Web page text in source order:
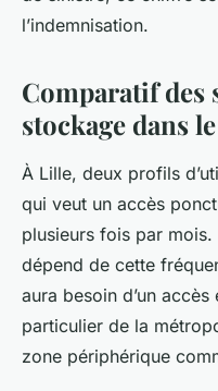
l’indemnisation.
Comparatif des
stockage dans
À Lille, deux profils
qui veut un accès
plusieurs fois par
dépend de cette
aura besoin d’un
particulier de la
zone périphérique